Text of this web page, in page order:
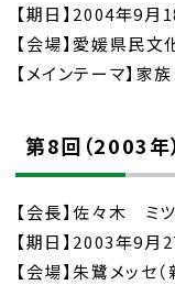
【期日】2004年9月
【会場】愛媛県民文
【メインテーマ】
第8回（2003年
【会長】佐々木 ミ
【期日】2003年9月
【会場】朱鷺メッセ